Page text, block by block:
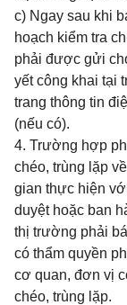
c) Ngay sau khi
hoạch kiểm tra
phải được gửi
yết công khai tại
trang thông tin
(nếu có).
4. Trường hợp
chéo, trùng lặp
gian thực hiện
duyệt hoặc ban
thị trường phải
có thẩm quyền
cơ quan, đơn vị
chéo, trùng lặp.